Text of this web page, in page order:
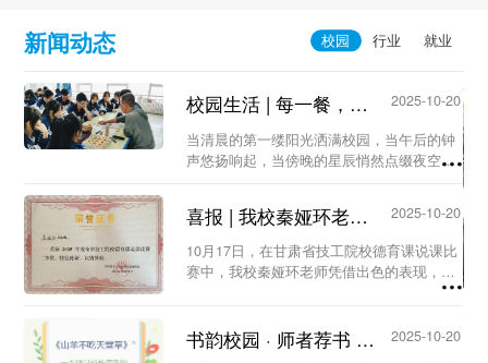
新闻动态
校园生活 | 每一餐，我们都用心守护...
2025-10-20
当清晨的第一缕阳光洒满校园，当午后的钟
声悠扬响起，当傍晚的星辰悄然点缀夜空，
肠辘辘的你。...
喜报 | 我校秦娅环老师荣获甘肃省技工院校德育课说课比赛二等奖...
2025-10-20
10月17日，在甘肃省技工院校德育课说课比
赛中，我校秦娅环老师凭借出色的表现，荣
书韵校园 · 师者荐书 | 《山羊不吃天堂草》...
2025-10-20